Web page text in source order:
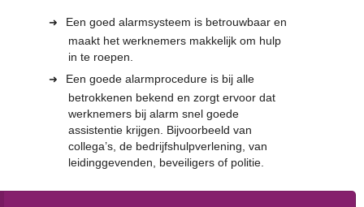
Een goed alarmsysteem is betrouwbaar en
maakt het werknemers makkelijk om hulp
in te roepen.
Een goede alarmprocedure is bij alle
betrokkenen bekend en zorgt ervoor dat
werknemers bij alarm snel goede
assistentie krijgen. Bijvoorbeeld van
collega’s, de bedrijfshulpverlening, van
leidinggevenden, beveiligers of politie.